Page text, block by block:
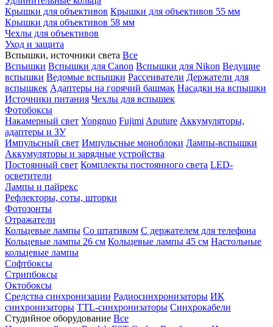
Крышки для объективов Крышки для объективов 55 мм
Крышки для объективов 58 мм
Чехлы для объективов
Уход и защита
Вспышки, источники света Все
Вспышки Вспышки для Canon Вспышки для Nikon Ведущие
вспышки Ведомые вспышки Рассеиватели Держатели для
вспышкек Адаптеры на горячий башмак Насадки на вспышки
Источники питания Чехлы для вспышек
Фотобоксы
Накамерный свет Yongnuo Fujimi Aputure Аккумуляторы,
адаптеры и ЗУ
Импульсный свет Импульсные моноблоки Лампы-вспышки
Аккумуляторы и зарядные устройства
Постоянный свет Комплекты постоянного света LED-
осветители
Лампы и пайрекс
Рефлекторы, соты, шторки
Фотозонты
Отражатели
Кольцевые лампы Со штативом С держателем для телефона
Кольцевые лампы 26 см Кольцевые лампы 45 см Настольные
кольцевые лампы
Софтбоксы
Стрипбоксы
Октобоксы
Средства синхронизации Радиосинхронизаторы ИК
синхронизаторы TTL-синхронизаторы Синхрокабели
Студийное оборудование Все